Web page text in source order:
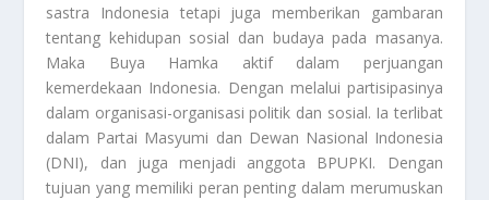
sastra Indonesia tetapi juga memberikan gambaran
tentang kehidupan sosial dan budaya pada masanya.
Maka Buya Hamka aktif dalam perjuangan
kemerdekaan Indonesia. Dengan melalui partisipasinya
dalam organisasi-organisasi politik dan sosial. Ia terlibat
dalam Partai Masyumi dan Dewan Nasional Indonesia
(DNI), dan juga menjadi anggota BPUPKI. Dengan
tujuan yang memiliki peran penting dalam merumuskan